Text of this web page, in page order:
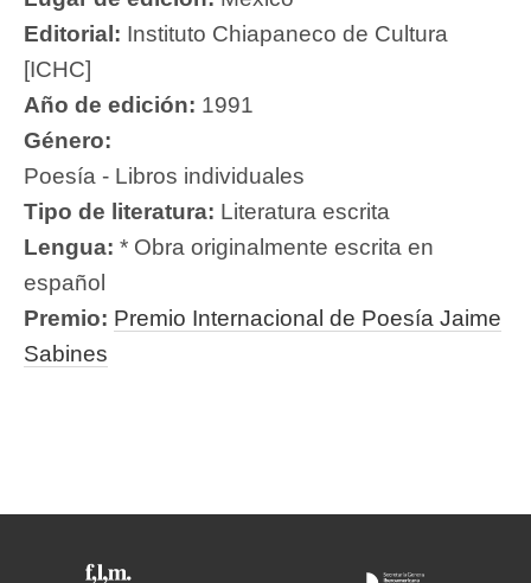
Editorial: Instituto Chiapaneco de Cultura
[ICHC]
Año de edición: 1991
Género:
Poesía - Libros individuales
Tipo de literatura: Literatura escrita
Lengua: * Obra originalmente escrita en
español
Premio: Premio Internacional de Poesía Jaime
Sabines